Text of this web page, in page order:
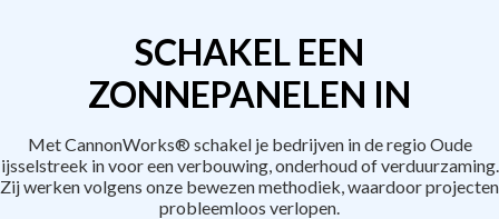
SCHAKEL EEN
ZONNEPANELEN IN
Met CannonWorks® schakel je bedrijven in de regio Oude
ijsselstreek in voor een verbouwing, onderhoud of verduurzaming.
Zij werken volgens onze bewezen methodiek, waardoor projecten
probleemloos verlopen.